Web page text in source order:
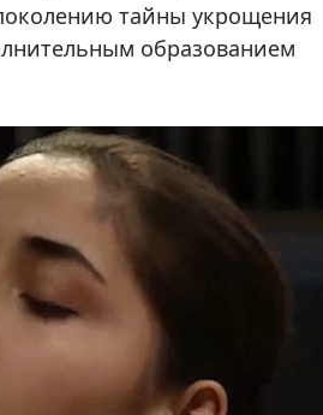
тайны укрощения
образованием